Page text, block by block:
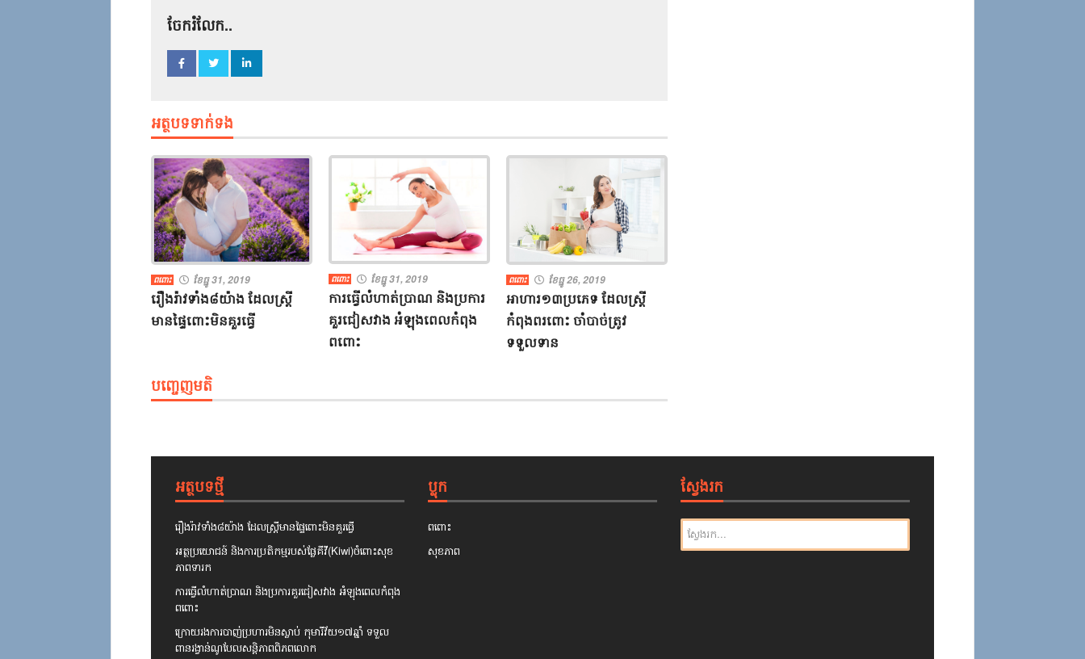
ចែករំលែក..
អត្ថបទទាក់ទង
ពពោះ ខែធ្នូ 31, 2019
រឿងរ៉ាវ​ទាំង៨យ៉ាង​ ​ដែល​ស្ត្រី​
មានផ្ទៃពោះ​មិន​គួរ​ធ្វើ​
ពពោះ ខែធ្នូ 31, 2019
ការ​ធ្វើលំ​ហាត់ប្រាណ​ ​និង​ប្រការ​
គួរ​ជៀសវាង​ ​អំឡុង​ពេល​កំពុង​
ពពោះ​
ពពោះ ខែធ្នូ 26, 2019
អាហារ១៣ប្រភេទ​ ​ដែល​ស្ត្រី​
កំពុង​ពរ​ពោះ​ ​ចាំបាច់​ត្រូវ​
ទទួលទាន​
បញ្ចេញមតិ
អត្ថបទថ្មី
រឿងរ៉ាវ​ទាំង៨យ៉ាង​ ​ដែល​ស្ត្រី​មានផ្ទៃពោះ​មិន​គួរ​ធ្វើ​
អត្ថ​ប្រយោជន៍​ ​និង​ការ​ប្រតិកម្ម​របស់​ផ្លែ​គី​វី​(​Kiwi​)​ចំពោះ​សុខ
ភាព​ទារក​
ការ​ធ្វើលំ​ហាត់ប្រាណ​ ​និង​ប្រការ​គួរ​ជៀសវាង​ ​អំឡុង​ពេល​កំពុង​
ពពោះ​
ក្រោយ​រង​ការ​បាញ់ប្រហារ​មិន​ស្លាប់​ ​កុមារី​វ័យ១៧ឆ្នាំ​ ​ទទួល​
ពានរង្វាន់​ណូបែល​សន្តិភាព​ពិភពលោក​
ប្លុក
ពពោះ
សុខភាព
ស្វែងរក